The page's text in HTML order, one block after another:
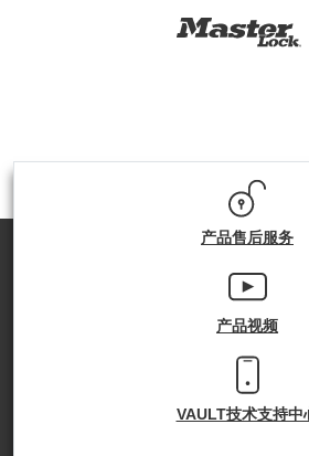
产品售后服务
产品视频
VAULT技术支持中